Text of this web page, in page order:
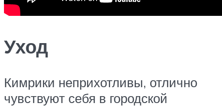
Уход
Кимрики неприхотливы, отлично
чувствуют себя в городской